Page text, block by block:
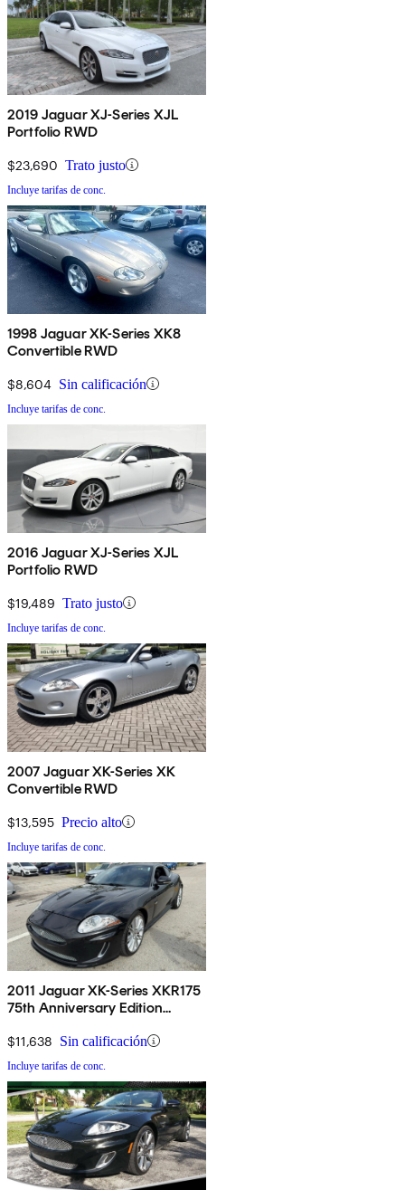
2019 Jaguar XJ-Series XJL
Portfolio RWD
$23,690 Trato justo
Incluye tarifas de conc.
1998 Jaguar XK-Series XK8
Convertible RWD
$8,604 Sin calificación
Incluye tarifas de conc.
2016 Jaguar XJ-Series XJL
Portfolio RWD
$19,489 Trato justo
Incluye tarifas de conc.
2007 Jaguar XK-Series XK
Convertible RWD
$13,595 Precio alto
Incluye tarifas de conc.
2011 Jaguar XK-Series XKR175
75th Anniversary Edition
$11,638 Sin calificación
Incluye tarifas de conc.